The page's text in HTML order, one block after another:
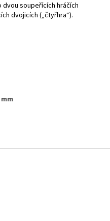
dvou soupeřících hráčích
dvojicích („čtyřhra“).
mm